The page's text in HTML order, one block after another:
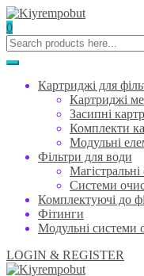
0
Картриджі для
Картриджі
Засипні
Комплекти
Модульні
Фільтри для води
Системи
Комплектуючі до
Фітинги
Модульні системи
LOGIN & REGISTER